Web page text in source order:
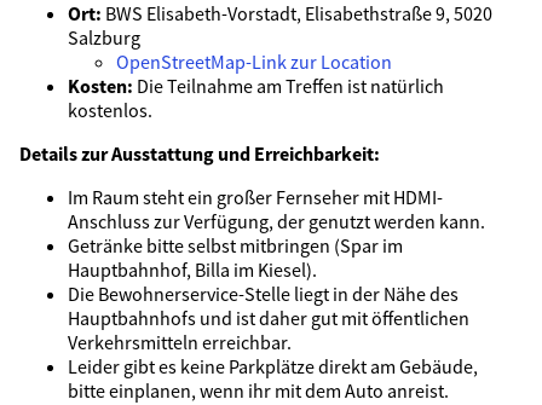
Ort: BWS Elisabeth-Vorstadt, Elisabethstraße 9, 5020
Salzburg
OpenStreetMap-Link zur Location
Kosten: Die Teilnahme am Treffen ist natürlich
kostenlos.
Details zur Ausstattung und Erreichbarkeit:
Im Raum steht ein großer Fernseher mit HDMI-
Anschluss zur Verfügung, der genutzt werden kann.
Getränke bitte selbst mitbringen (Spar im
Hauptbahnhof, Billa im Kiesel).
Die Bewohnerservice-Stelle liegt in der Nähe des
Hauptbahnhofs und ist daher gut mit öffentlichen
Verkehrsmitteln erreichbar.
Leider gibt es keine Parkplätze direkt am Gebäude,
bitte einplanen, wenn ihr mit dem Auto anreist.